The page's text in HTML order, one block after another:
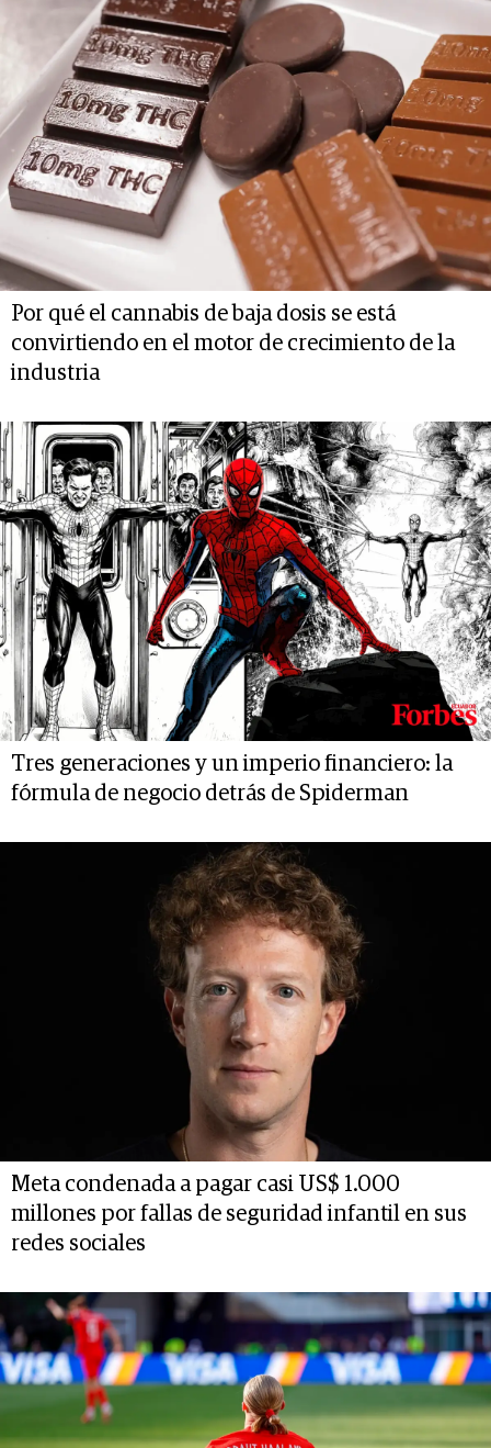
Por qué el cannabis de baja dosis se está
convirtiendo en el motor de crecimiento de la
industria
Tres generaciones y un imperio financiero: la
fórmula de negocio detrás de Spiderman
Meta condenada a pagar casi US$ 1.000
millones por fallas de seguridad infantil en sus
redes sociales